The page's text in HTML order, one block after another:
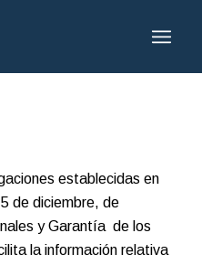
establecidas en
de diciembre, de
y Garantía de los
la información relativa